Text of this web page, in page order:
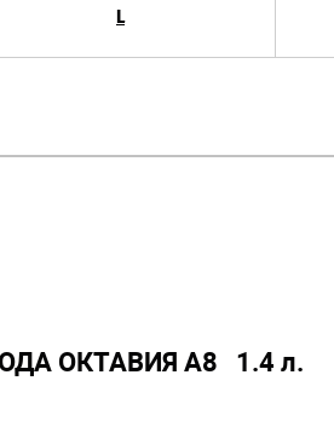
L
ОКТАВИЯ А8 1.4 л.